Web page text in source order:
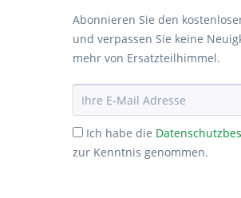
Abonnieren Sie den
und verpassen Sie keine
mehr von Ersatzteilhimmel.
Ich habe die
zur Kenntnis genommen.